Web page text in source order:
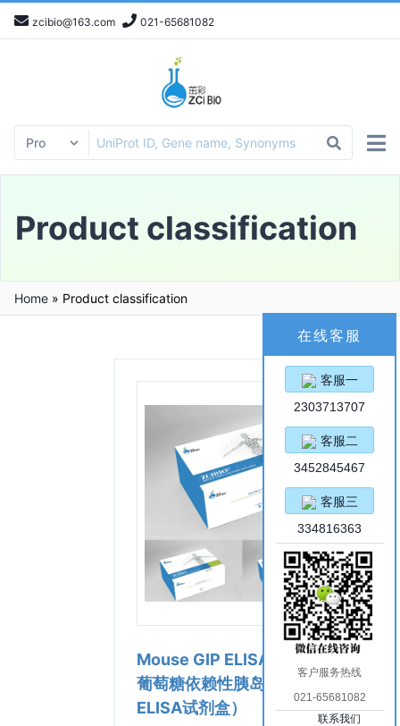
zcibio@163.com 021-65681082
Product classification
Home » Product classification
Mouse GIP ELISA Kit（小鼠
葡萄糖依赖性胰岛素释放多肽
ELISA试剂盒）
在线客服
客服一
2303713707
客服二
3452845467
客服三
334816363
客户服务热线
021-65681082
联系我们